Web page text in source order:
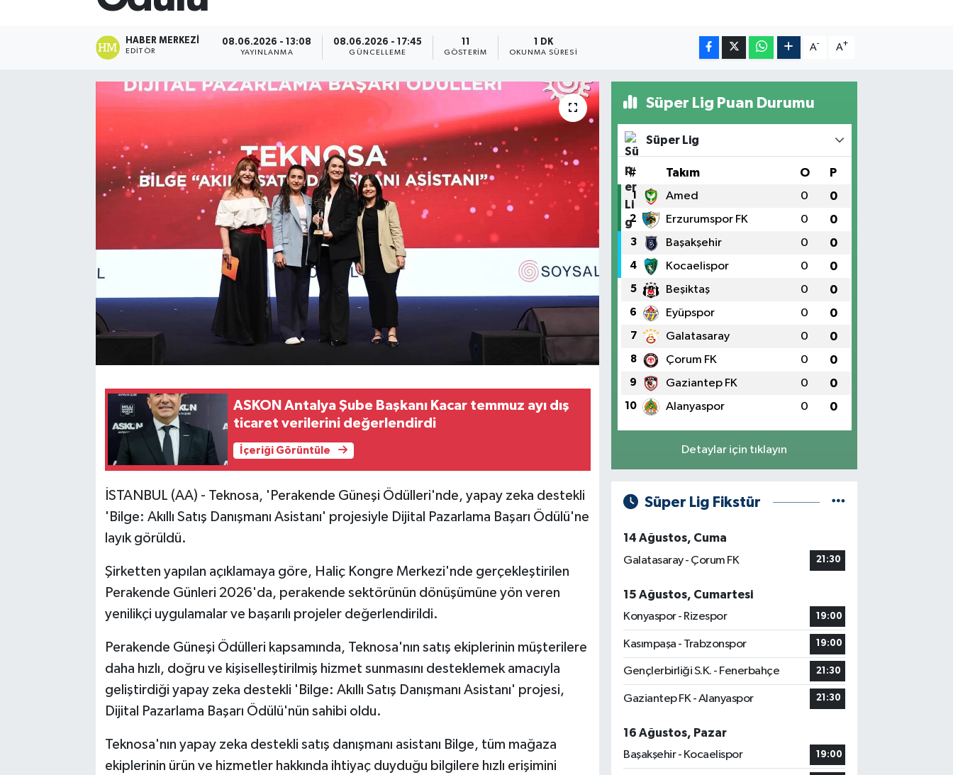
HABER MERKEZI
EDITÖR
08.06.2026 - 13:08
YAYINLANMA
08.06.2026 - 17:45
GÜNCELLEME GÖSTERIM
1 DK
OKUNMA SÜRESI
A- A+
ASKON Antalya Şube Başkanı Kacar temmuz ayı dış
ticaret verilerini değerlendirdi
İçeriği Görüntüle
İSTANBUL (AA) - Teknosa, 'Perakende Güneşi Ödülleri'nde, yapay zeka destekli
'Bilge: Akıllı Satış Danışmanı Asistanı' projesiyle Dijital Pazarlama Başarı Ödülü'ne
layık görüldü.
Şirketten yapılan açıklamaya göre, Haliç Kongre Merkezi'nde gerçekleştirilen
Perakende Günleri 2026'da, perakende sektörünün dönüşümüne yön veren
yenilikçi uygulamalar ve başarılı projeler değerlendirildi.
Perakende Güneşi Ödülleri kapsamında, Teknosa'nın satış ekiplerinin müşterilere
daha hızlı, doğru ve kişiselleştirilmiş hizmet sunmasını desteklemek amacıyla
geliştirdiği yapay zeka destekli 'Bilge: Akıllı Satış Danışmanı Asistanı' projesi,
Dijital Pazarlama Başarı Ödülü'nün sahibi oldu.
Teknosa'nın yapay zeka destekli satış danışmanı asistanı Bilge, tüm mağaza
ekiplerinin ürün ve hizmetler hakkında ihtiyaç duyduğu bilgilere hızlı erişimini
Süper Lig Puan Durumu
Süper Lig
# Takım O P
1 Amed 0 0
2 Erzurumspor FK 0 0
3 Başakşehir 0 0
4 Kocaelispor 0 0
5 Beşiktaş 0 0
6 Eyüpspor 0 0
7 Galatasaray 0 0
8 Çorum FK 0 0
9 Gaziantep FK 0 0
10 Alanyaspor 0 0
Detaylar için tıklayın
Süper Lig Fikstür
14 Ağustos, Cuma
Galatasaray - Çorum FK
21:30
15 Ağustos, Cumartesi
Konyaspor - Rizespor
19:00
Kasımpaşa - Trabzonspor 19:00
Gençlerbirliği S.K. - Fenerbahçe 21:30
Gaziantep FK - Alanyaspor 21:30
16 Ağustos, Pazar
Başakşehir - Kocaelispor
19:00